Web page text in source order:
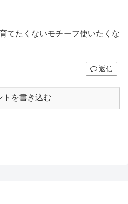
てたくないモチーフ使いたくな
返信
トを書き込む